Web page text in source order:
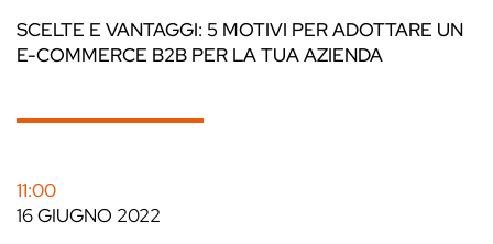
SCELTE E VANTAGGI: 5 MOTIVI PER ADOTTARE UN
E-COMMERCE B2B PER LA TUA AZIENDA
11:00
16 GIUGNO 2022